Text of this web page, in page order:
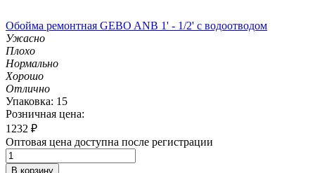
Обойма ремонтная GEBO ANB 1' - 1/2' с водоотводом
Ужасно
Плохо
Нормально
Хорошо
Отлично
Упаковка: 15
Розничная цена:
1232 ₽
Оптовая цена доступна после регистрации
В корзину